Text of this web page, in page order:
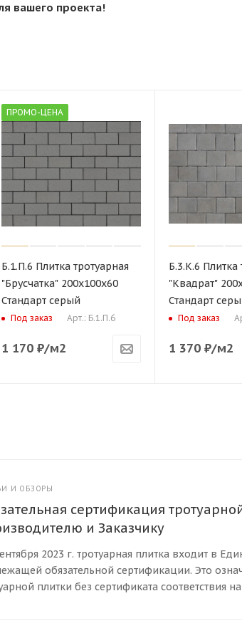
вашего проекта!
ПРОМО-ЦЕНА
Б.1.П.6 Плитка тротуарная
"Брусчатка" 200х100х60
Стандарт серый
Под заказ Арт.: Б.1.П.6
1 170 ₽/м2
Б.3.К.6 Плитка
"Квадрат"
Стандарт
Под заказ
1 370₽/м2
И ОБЗОРЫ
сертификация
и Заказчику
2023 г. тротуарная плитка входит в
обязательной сертификации. Это
плитки без сертификата соответствия